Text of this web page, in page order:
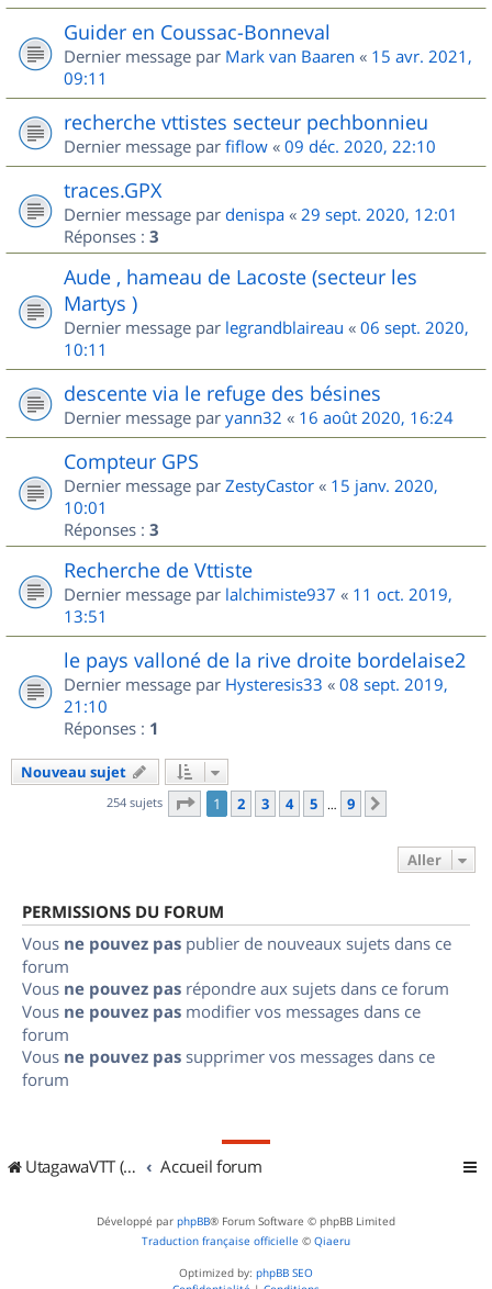
Guider en Coussac-Bonneval
Dernier message par Mark van Baaren « 15 avr. 2021,
09:11
recherche vttistes secteur pechbonnieu
Dernier message par fiflow « 09 déc. 2020, 22:10
traces.GPX
Dernier message par denispa « 29 sept. 2020, 12:01
Réponses : 3
Aude , hameau de Lacoste (secteur les
Martys )
Dernier message par legrandblaireau « 06 sept. 2020,
10:11
descente via le refuge des bésines
Dernier message par yann32 « 16 août 2020, 16:24
Compteur GPS
Dernier message par ZestyCastor « 15 janv. 2020,
10:01
Réponses : 3
Recherche de Vttiste
Dernier message par lalchimiste937 « 11 oct. 2019,
13:51
le pays valloné de la rive droite bordelaise2
Dernier message par Hysteresis33 « 08 sept. 2019,
21:10
Réponses : 1
Nouveau sujet
254 sujets Page 1sur
1 2 3 4 5 … 9
Aller
PERMISSIONS DU FORUM
Vous ne pouvez pas publier de nouveaux sujets dans ce
forum
Vous ne pouvez pas répondre aux sujets dans ce forum
Vous ne pouvez pas modifier vos messages dans ce
forum
Vous ne pouvez pas supprimer vos messages dans ce
forum
UtagawaVTT (Randos VTT et VTTAE avec traces GPS) Accueil forum
Développé par phpBB® Forum Software © phpBB Limited
Traduction française officielle © Qiaeru
Optimized by: phpBB SEO